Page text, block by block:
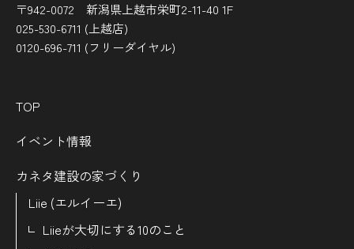
〒942-0072 新潟県上越市栄町2-11-40 1F
025-530-6711 (上越店)
0120-696-711 (フリーダイヤル)
TOP
イベント情報
カネタ建設の家づくり
Liie (エルイーエ)
Liieが大切にする10のこと